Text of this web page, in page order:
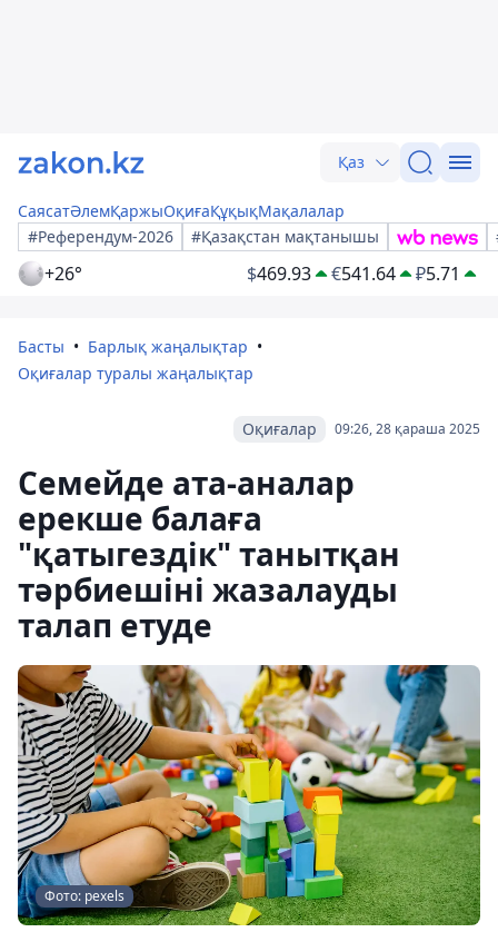
Қаз
СаясатӘлемҚаржыОқиғаҚұқықМақалалар
#Референдум-2026
#Қазақстан мақтанышы
+26° $469.93 €541.64 ₽5.71
Басты
Барлық жаңалықтар
Оқиғалар туралы жаңалықтар
09:26, 28 қараша 2025
Оқиғалар
Семейде ата-аналар
ерекше балаға
"қатыгездік" танытқан
тәрбиешіні жазалауды
талап етуде
Фото: pexels